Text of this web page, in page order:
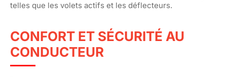
telles que les volets actifs et les déflecteurs.
CONFORT ET SÉCURITÉ AU
CONDUCTEUR